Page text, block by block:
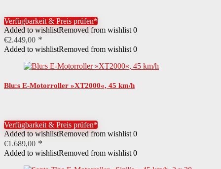
Verfügbarkeit & Preis prüfen*
Added to wishlistRemoved from wishlist 0
€2.449,00
Added to wishlistRemoved from wishlist 0
Blu:s E-Motorroller »XT2000«, 45 km/h
Verfügbarkeit & Preis prüfen*
Added to wishlistRemoved from wishlist 0
€1.689,00
Added to wishlistRemoved from wishlist 0